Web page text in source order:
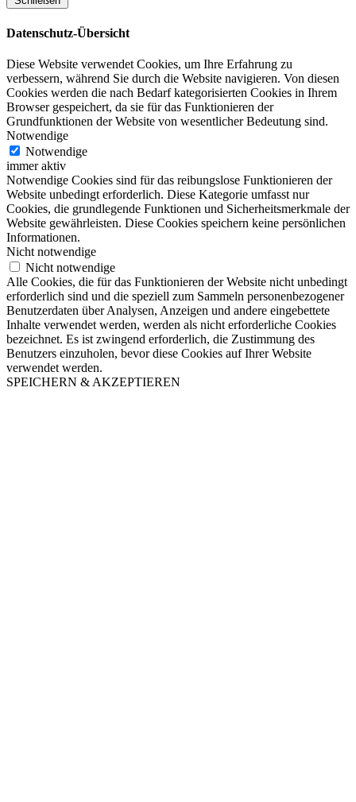
Datenschutz-Übersicht
Diese Website verwendet Cookies, um Ihre Erfahrung zu
verbessern, während Sie durch die Website navigieren. Von diesen
Cookies werden die nach Bedarf kategorisierten Cookies in Ihrem
Browser gespeichert, da sie für das Funktionieren der
Grundfunktionen der Website von wesentlicher Bedeutung sind.
Notwendige
Notwendige
immer aktiv
Notwendige Cookies sind für das reibungslose Funktionieren der
Website unbedingt erforderlich. Diese Kategorie umfasst nur
Cookies, die grundlegende Funktionen und Sicherheitsmerkmale der
Website gewährleisten. Diese Cookies speichern keine persönlichen
Informationen.
Nicht notwendige
Nicht notwendige
Alle Cookies, die für das Funktionieren der Website nicht unbedingt
erforderlich sind und die speziell zum Sammeln personenbezogener
Benutzerdaten über Analysen, Anzeigen und andere eingebettete
Inhalte verwendet werden, werden als nicht erforderliche Cookies
bezeichnet. Es ist zwingend erforderlich, die Zustimmung des
Benutzers einzuholen, bevor diese Cookies auf Ihrer Website
verwendet werden.
SPEICHERN & AKZEPTIEREN